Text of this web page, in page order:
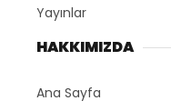
Yayınlar
HAKKIMIZDA
Ana Sayfa